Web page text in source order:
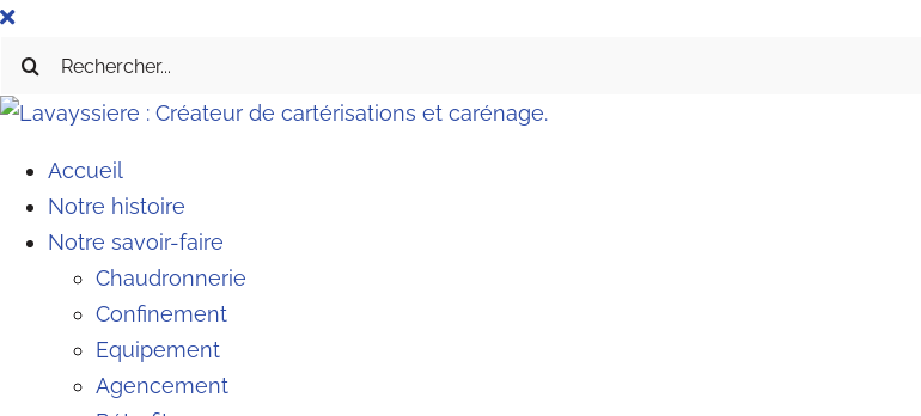
Passer
Rechercher:
Accueil
Notre histoire
Notre savoir-faire
Chaudronnerie
Confinement
Equipement
Agencement